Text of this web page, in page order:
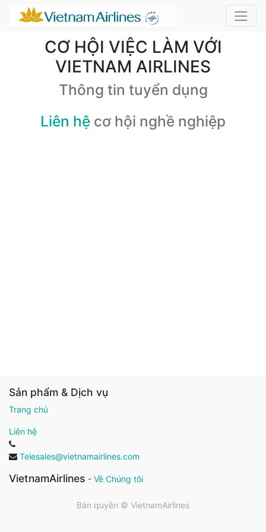
CƠ HỘI VIỆC LÀM VỚI
VIETNAM AIRLINES
Thông tin tuyển dụng
Liên hệ cơ hội nghề nghiệp
Sản phẩm & Dịch vụ
Trang chủ
Liên hệ
Telesales@vietnamairlines.com
VietnamAirlines - Về Chúng tôi
Bản quyền © VietnamAirlines